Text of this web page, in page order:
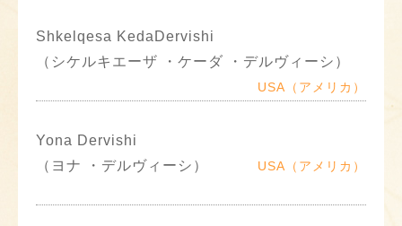
Shkelqesa KedaDervishi
（シケルキエーザ ・ケーダ ・デルヴィーシ）
USA（アメリカ）
Yona Dervishi
（ヨナ ・デルヴィーシ）
USA（アメリカ）